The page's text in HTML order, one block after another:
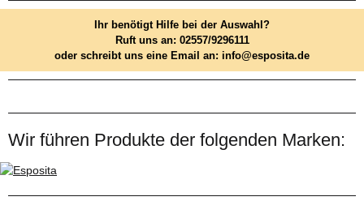
Ihr benötigt Hilfe bei der Auswahl?
Ruft uns an: 02557/9296111
oder schreibt uns eine Email an: info@esposita.de
Wir führen Produkte der folgenden Marken: